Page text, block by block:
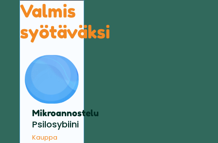
Valmis
syötäväksi
Mikroannostelu
Psilosybiini
Kauppa